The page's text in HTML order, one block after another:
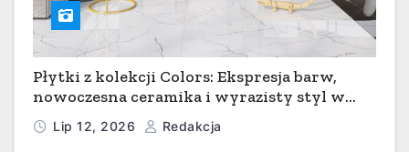
Płytki z kolekcji Colors: Ekspresja barw,
nowoczesna ceramika i wyrazisty styl w
łazience, kuchni i salonie
Lip 12, 2026 Redakcja